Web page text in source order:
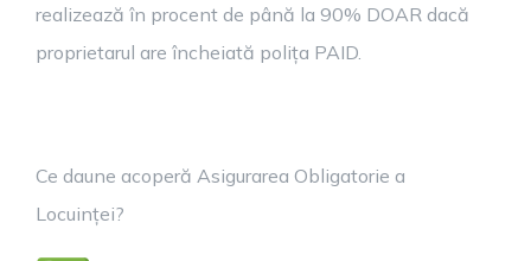
realizează în procent de până la 90% DOAR dacă
proprietarul are încheiată polița PAID.
Ce daune acoperă Asigurarea Obligatorie a
Locuinței?